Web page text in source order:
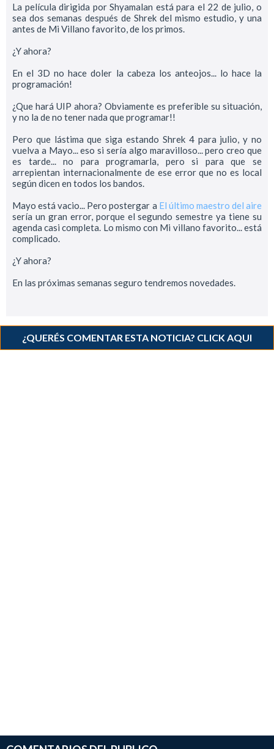
La película dirigida por Shyamalan está para el 22 de julio, o
sea dos semanas después de Shrek del mismo estudio, y una
antes de Mi Villano favorito, de los primos.
¿Y ahora?
En el 3D no hace doler la cabeza los anteojos... lo hace la
programación!
¿Que hará UIP ahora? Obviamente es preferible su situación,
y no la de no tener nada que programar!!
Pero que lástima que siga estando Shrek 4 para julio, y no
vuelva a Mayo... eso si sería algo maravilloso... pero creo que
es tarde... no para programarla, pero si para que se
arrepientan internacionalmente de ese error que no es local
según dicen en todos los bandos.
Mayo está vacio... Pero postergar a El último maestro del aire
sería un gran error, porque el segundo semestre ya tiene su
agenda casi completa. Lo mismo con Mi villano favorito... está
complicado.
¿Y ahora?
En las próximas semanas seguro tendremos novedades.
¿QUERÉS COMENTAR ESTA NOTICIA? CLICK AQUI